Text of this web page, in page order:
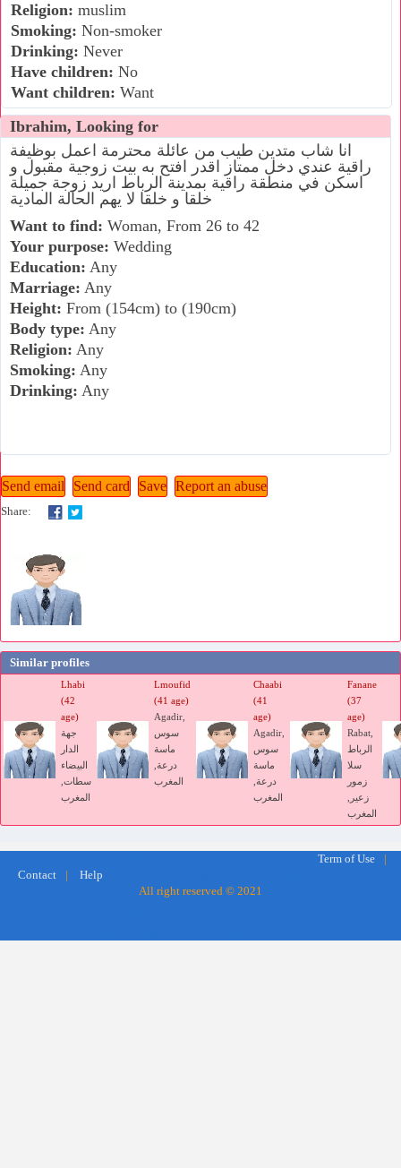
Religion: muslim
Smoking: Non-smoker
Drinking: Never
Have children: No
Want children: Want
Ibrahim, Looking for
انا شاب متدين طيب من عائلة محترمة اعمل بوظيفة
راقية عندي دخل ممتاز اقدر افتح به بيت زوجية مقبول و
اسكن في منطقة راقية بمدينة الرباط اريد زوجة جميلة
خلقا و خلقا لا يهم الحالة المادية
Want to find: Woman, From 26 to 42
Your purpose: Wedding
Education: Any
Marriage: Any
Height: From (154cm) to (190cm)
Body type: Any
Religion: Any
Smoking: Any
Drinking: Any
Share:
Similar profiles
Lhabi
(42
age)
جهة
الدار
البيضاء
سطات,
المغرب
Lmoufid
(41 age)
Agadir,
سوس
ماسة
درعة,
المغرب
Chaabi
(41
age)
Agadir,
سوس
ماسة
درعة,
المغرب
Fanane
(37
age)
Rabat,
الرباط
سلا
زمور
زعير,
المغرب
Term of Use
Contact
Help
All right reserved © 2021